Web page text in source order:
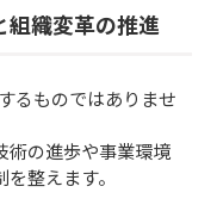
織変革の推進
るものではありませ
術の進歩や事業環境
整えます。